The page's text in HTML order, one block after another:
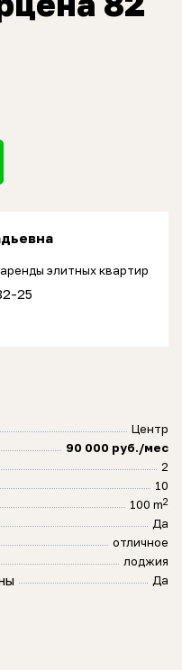
элитных квартир
25
Центр
90 000 руб./мес
2
10
100 m2
Да
отличное
лоджия
Да